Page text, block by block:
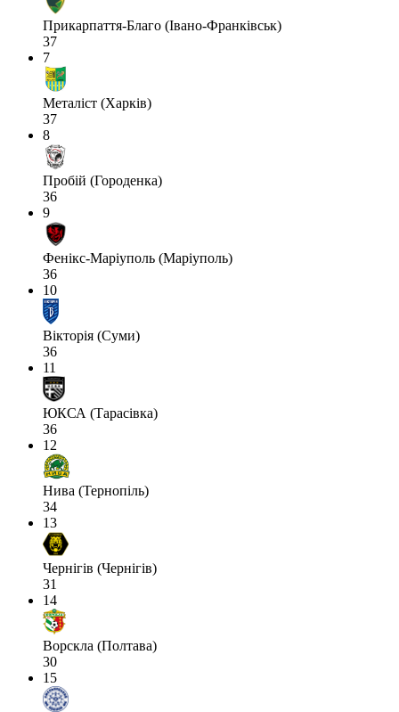
Прикарпаття-Благо (Івано-Франківськ)
37
7
Металіст (Харків)
37
8
Пробій (Городенка)
36
9
Фенікс-Маріуполь (Маріуполь)
36
10
Вікторія (Суми)
36
11
ЮКСА (Тарасівка)
36
12
Нива (Тернопіль)
34
13
Чернігів (Чернігів)
31
14
Ворскла (Полтава)
30
15